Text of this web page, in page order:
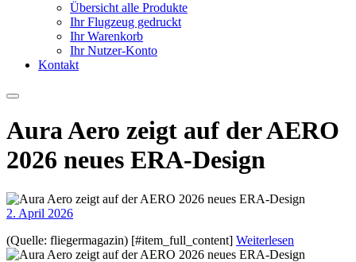
Übersicht alle Produkte
Ihr Flugzeug gedruckt
Ihr Warenkorb
Ihr Nutzer-Konto
Kontakt
Aura Aero zeigt auf der AERO
2026 neues ERA-Design
2. April 2026
(Quelle: fliegermagazin) [#item_full_content] Weiterlesen